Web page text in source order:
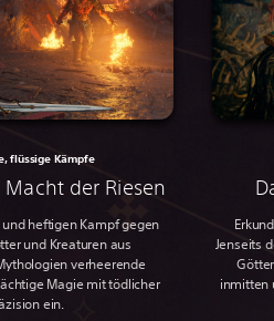
flüssige Kämpfe
Macht der Riesen
heftigen Kampf gegen
und Kreaturen aus
verheerende
Magie mit tödlicher
ein.
Jenseits
inmitten